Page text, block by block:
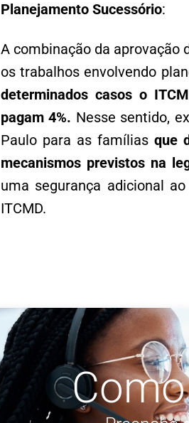
Planejamento Sucessório:
A combinação da aprovação
os trabalhos envolvendo
determinados casos o
pagam 4%. Nesse sentido,
Paulo para as famíliasque
mecanismos previstos na
uma segurança adicional
ITCMD.